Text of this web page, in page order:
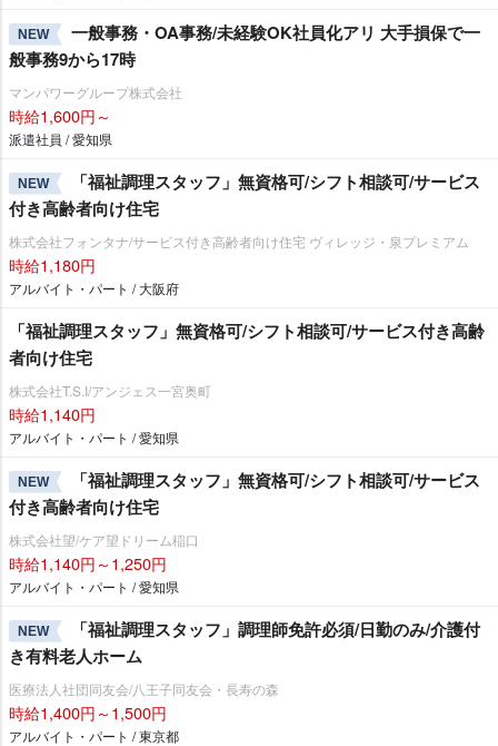
NEW
一般事務・OA事務/未経験OK社員化アリ 大手損保で一
般事務9から17時
マンパワーグループ株式会社
時給1,600円～
派遣社員 / 愛知県
NEW
「福祉調理スタッフ」無資格可/シフト相談可/サービス
付き高齢者向け住宅
株式会社フォンタナ/サービス付き高齢者向け住宅 ヴィレッジ・泉プレミアム
時給1,180円
アルバイト・パート / 大阪府
「福祉調理スタッフ」無資格可/シフト相談可/サービス付き高齢
者向け住宅
株式会社T.S.I/アンジェス一宮奥町
時給1,140円
アルバイト・パート / 愛知県
NEW
「福祉調理スタッフ」無資格可/シフト相談可/サービス
付き高齢者向け住宅
株式会社望/ケア望ドリーム稲口
時給1,140円～1,250円
アルバイト・パート / 愛知県
NEW
「福祉調理スタッフ」調理師免許必須/日勤のみ/介護付
き有料老人ホーム
医療法人社団同友会/八王子同友会・長寿の森
時給1,400円～1,500円
アルバイト・パート / 東京都